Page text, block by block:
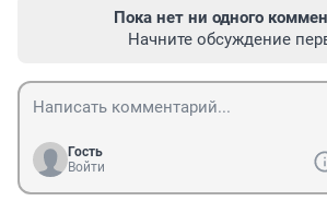
Пока нет ни одного
Начните обсуждение
Гость
Войти